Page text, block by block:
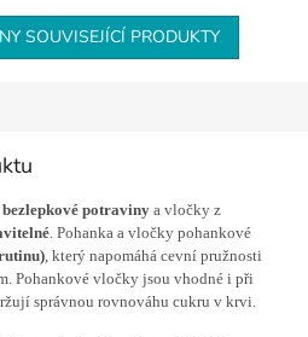
SOUVISEJÍCÍ PRODUKTY
potravinya vločky z
. Pohanka a vločky pohankové
, který napomáhá cevní pružnosti
Pohankové vločky jsou vhodné i při
správnou rovnováhu cukru v krvi.